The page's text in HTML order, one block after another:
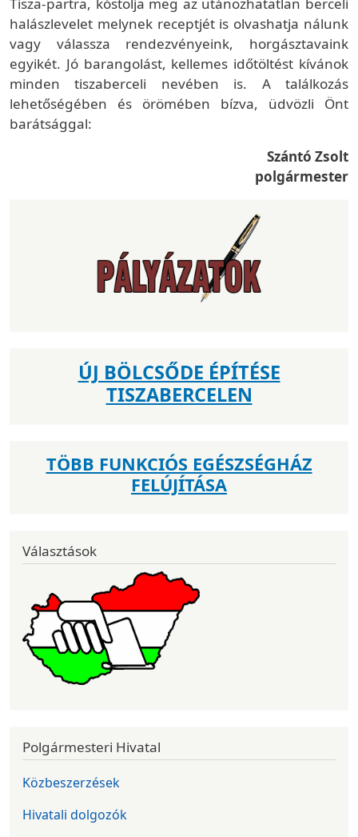
Tisza-partra, kóstolja meg az utánozhatatlan berceli
halászlevelet melynek receptjét is olvashatja nálunk
vagy válassza rendezvényeink, horgásztavaink
egyikét. Jó barangolást, kellemes időtöltést kívánok
minden tiszaberceli nevében is. A találkozás
lehetőségében és örömében bízva, üdvözli Önt
barátsággal:
Szántó Zsolt
polgármester
ÚJ BÖLCSŐDE ÉPÍTÉSE
TISZABERCELEN
TÖBB FUNKCIÓS EGÉSZSÉGHÁZ
FELÚJÍTÁSA
Választások
Polgármesteri Hivatal
Közbeszerzések
Hivatali dolgozók